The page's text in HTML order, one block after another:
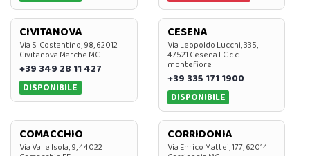
CIVITANOVA
Via S. Costantino, 98, 62012
Civitanova Marche MC
+39 349 28 11 427
DISPONIBILE
CESENA
Via Leopoldo Lucchi, 335,
47521 Cesena FC c.c.
montefiore
+39 335 171 1900
DISPONIBILE
COMACCHIO
Via Valle Isola, 9, 44022
CORRIDONIA
Via Enrico Mattei, 177, 62014